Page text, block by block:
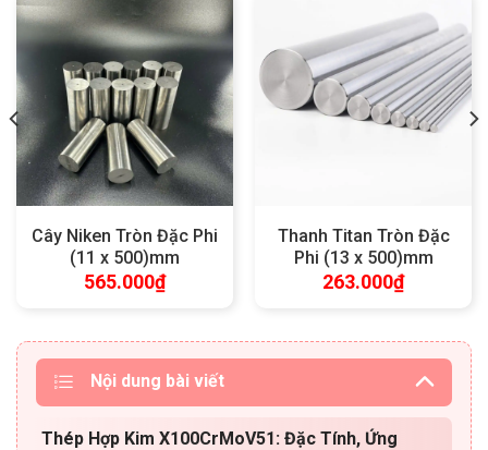
Cây Niken Tròn Đặc Phi
(11 x 500)mm
565.000₫
Thanh Titan Tròn Đặc
Phi (13 x 500)mm
263.000₫
Nội dung bài viết
Thép Hợp Kim X100CrMoV51: Đặc Tính, Ứng